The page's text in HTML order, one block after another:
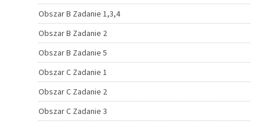
Obszar B Zadanie 1,3,4
Obszar B Zadanie 2
Obszar B Zadanie 5
Obszar C Zadanie 1
Obszar C Zadanie 2
Obszar C Zadanie 3